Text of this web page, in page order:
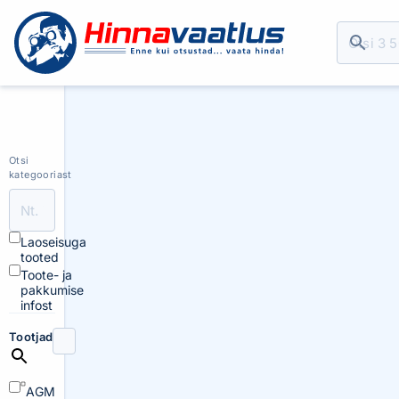
Otsi
kategooriast
Laoseisuga
tooted
Toote- ja
pakkumise
infost
Tootjad
AGM